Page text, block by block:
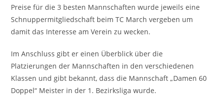
Preise für die 3 besten Mannschaften wurde jeweils eine
Schnuppermitgliedschaft beim TC March vergeben um
damit das Interesse am Verein zu wecken.
Im Anschluss gibt er einen Überblick über die
Platzierungen der Mannschaften in den verschiedenen
Klassen und gibt bekannt, dass die Mannschaft „Damen 60
Doppel“ Meister in der 1. Bezirksliga wurde.